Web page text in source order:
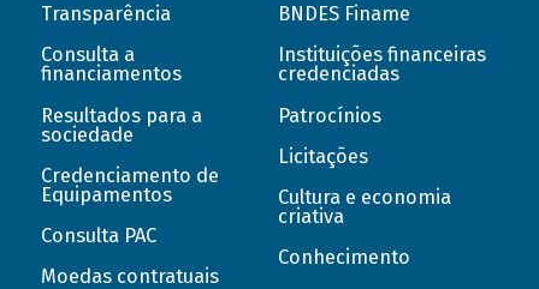
Transparência
Consulta a
financiamentos
Resultados para a
sociedade
Credenciamento de
Equipamentos
Consulta PAC
Moedas contratuais
BNDES Finame
Instituições financeiras
credenciadas
Patrocínios
Licitações
Cultura e economia
criativa
Conhecimento